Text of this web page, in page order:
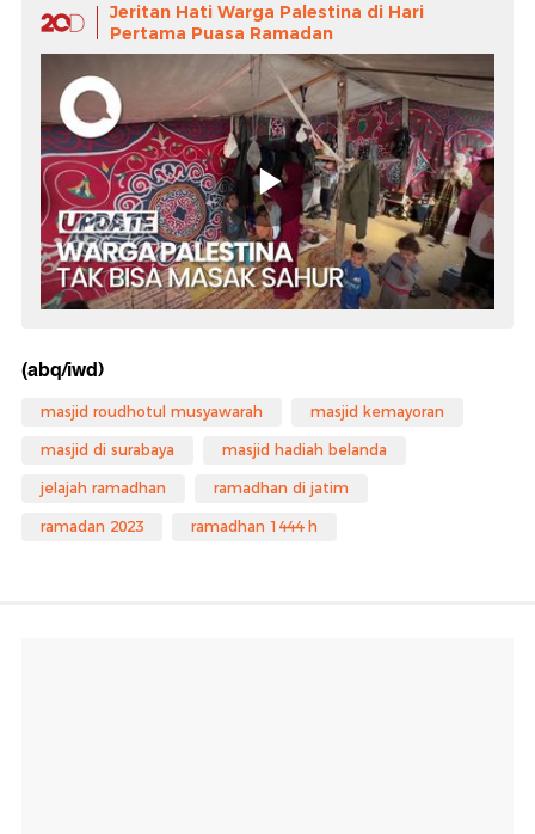
Jeritan Hati Warga Palestina di Hari
Pertama Puasa Ramadan
(abq/iwd)
masjid roudhotul musyawarah masjid kemayoran
masjid di surabaya masjid hadiah belanda
jelajah ramadhan ramadhan di jatim
ramadan 2023 ramadhan 1444 h